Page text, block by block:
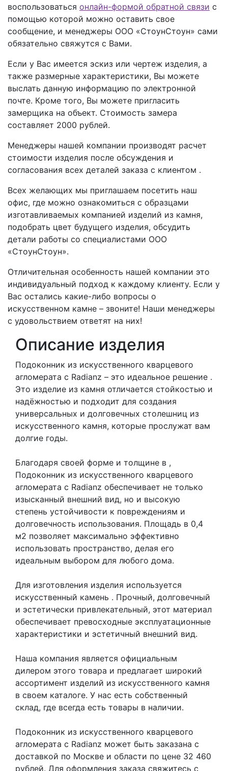
воспользоваться онлайн-формой обратной связи с
помощью которой можно оставить свое
сообщение, и менеджеры ООО «СтоунСтоун» сами
обязательно свяжутся с Вами.
Если у Вас имеется эскиз или чертеж изделия, а
также размерные характеристики, Вы можете
выслать данную информацию по электронной
почте. Кроме того, Вы можете пригласить
замерщика на объект. Стоимость замера
составляет 2000 рублей.
Менеджеры нашей компании производят расчет
стоимости изделия после обсуждения и
согласования всех деталей заказа с клиентом .
Всех желающих мы приглашаем посетить наш
офис, где можно ознакомиться с образцами
изготавливаемых компанией изделий из камня,
подобрать цвет будущего изделия, обсудить
детали работы со специалистами ООО
«СтоунСтоун».
Отличительная особенность нашей компании это
индивидуальный подход к каждому клиенту. Если у
Вас остались какие-либо вопросы о
искусственном камне – звоните! Наши менеджеры
с удовольствием ответят на них!
Описание изделия
Подоконник из искусственного кварцевого
агломерата с Radianz – это идеальное решение .
Это изделие из камня отличается стойкостью и
надёжностью и подходит для создания
универсальных и долговечных столешниц из
искусственного камня, которые прослужат вам
долгие годы.
Благодаря своей форме и толщине в ,
Подоконник из искусственного кварцевого
агломерата с Radianz обеспечивает не только
изысканный внешний вид, но и высокую
степень устойчивости к повреждениям и
долговечность использования. Площадь в 0,4
м2 позволяет максимально эффективно
использовать пространство, делая его
идеальным выбором для любого дома.
Для изготовления изделия используется
искусственный камень . Прочный, долговечный
и эстетически привлекательный, этот материал
обеспечивает превосходные эксплуатационные
характеристики и эстетичный внешний вид.
Наша компания является официальным
дилером этого товара и предлагает широкий
ассортимент изделий из искусственного камня
в своем каталоге. У нас есть собственный
склад, где всегда есть товары в наличии.
Подоконник из искусственного кварцевого
агломерата с Radianz может быть заказана с
доставкой по Москве и области по цене 32 460
рублей. Для оформления заказа свяжитесь с